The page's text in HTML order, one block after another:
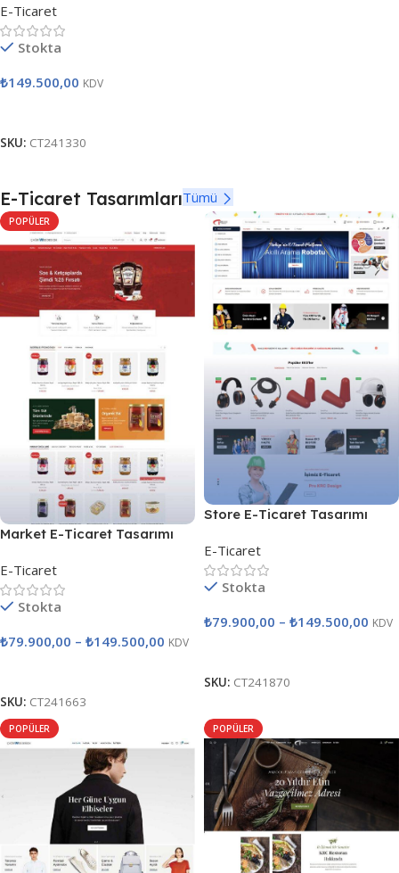
E-Ticaret
Stokta
₺149.500,00 KDV
SKU: CT241330
E-Ticaret TasarımlarıTümü
POPÜLER
Market E-Ticaret Tasarımı
E-Ticaret
Stokta
₺79.900,00 – ₺149.500,00 KDV
SKU: CT241663
Store E-Ticaret Tasarımı
E-Ticaret
Stokta
₺79.900,00 – ₺149.500,00 KDV
SKU: CT241870
POPÜLER POPÜLER